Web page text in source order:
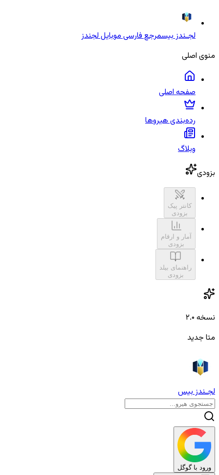
لجـندز بیسمرجع فارسی موبایل لجندز
منوی اصلی
صفحه اصلی
رده‌بندی هیروها
وبلاگ
بزودی
کانتر پیک
بزودی
آمار و ارقام
بزودی
راهنمای بیلد
بزودی
نسخه ۲.۰
متا جدید
لجـندز بیس
ورود با گوگل